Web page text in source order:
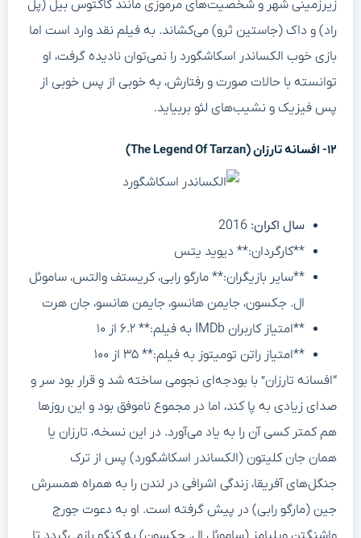
زیرزمینی شهر و شخصیت‌های مرموزی مانند کاکتوس بیل (پل
راد) و داک (جاستین ثرو) می‌کشاند. به فیلم نقد وارد است اما
بازی خوب الکساندر اسکاشگورد را نمی‌توان نادیده گرفت، او
توانسته با حالات صورت و رفتارش، به خوبی از پس خوبی از
پس فیزیک و نشیب‌های لئو بربیاید.
۱۲- افسانه تارزان (The Legend Of Tarzan)
سال اکران:
**کارگردان:** دیوید یتس
**سایر بازیگران:** مارگو رابی، کریستف والتس، ساموئل
ال. جکسون، جایمن هانسو، جایمن هانسو، جان هرت
**امتیاز کاربران IMDb به فیلم:** ۶.۲ از ۱۰
**امتیاز راتن تومیتوز به فیلم:** ۳۵ از ۱۰۰
“افسانه تارزان” با بودجه‌ای نجومی ساخته شد و قرار بود سر و
صدای زیادی به پا کند، اما در مجموع ناموفق بود و این روزها
هم کمتر کسی آن را به یاد می‌آورد. در این نسخه، تارزان یا
همان جان کلیتون (الکساندر اسکاشگورد) پس از ترک
جنگل‌های آفریقا، زندگی اشرافی در لندن را به همراه همسرش
جین (مارگو رابی) در پیش گرفته است. او به دعوت جورج